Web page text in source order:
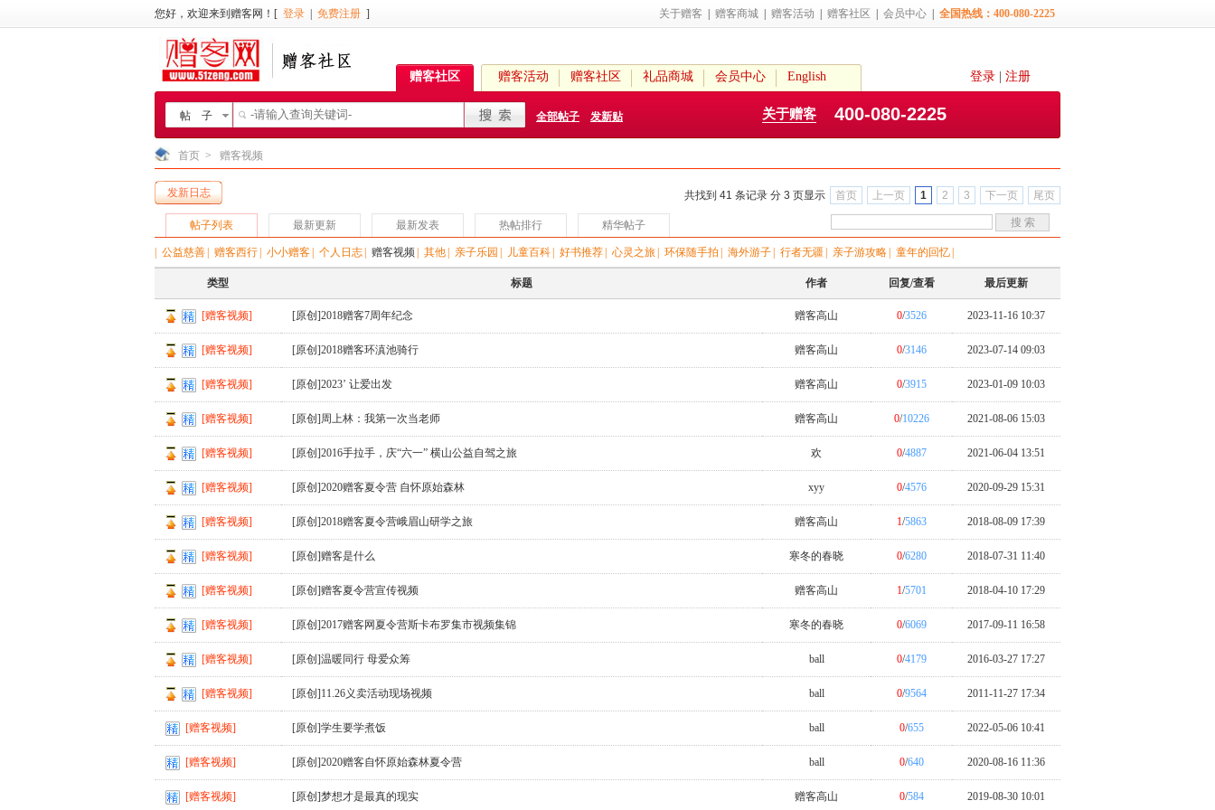
您好，欢迎来到赠客网！[ 登录 免费注册 ] 关于赠客 赠客商城 赠客活动 赠客社区 会员中心 全国热线：400-080-2225
赠客社区 赠客活动 赠客社区 礼品商城 会员中心 English 登录 注册
帖 子 全部帖子 发新贴 关于赠客 400-080-2225
首页 > 赠客视频
发新日志 共找到 41 条记录 分 3 页显示 首页 上一页 1 2 3 下一页 尾页
帖子列表 最新更新 最新发表 热帖排行 精华帖子
公益慈善 赠客西行 小小赠客 个人日志 赠客视频 其他 亲子乐园 儿童百科 好书推荐 心灵之旅 环保随手拍 海外游子 行者无疆 亲子游攻略 童年的回忆
类型 标题 作者 回复/查看 最后更新
[赠客视频] [原创]2018赠客7周年纪念 赠客高山 0/3526 2023-11-16 10:37
[赠客视频] [原创]2018赠客环滇池骑行 赠客高山 0/3146 2023-07-14 09:03
[赠客视频] [原创]2023’ 让爱出发 赠客高山 0/3915 2023-01-09 10:03
[赠客视频] [原创]周上林：我第一次当老师 赠客高山 0/10226 2021-08-06 15:03
[赠客视频] [原创]2016手拉手，庆“六一” 横山公益自驾之旅 欢 0/4887 2021-06-04 13:51
[赠客视频] [原创]2020赠客夏令营 自怀原始森林 xyy 0/4576 2020-09-29 15:31
[赠客视频] [原创]2018赠客夏令营峨眉山研学之旅 赠客高山 1/5863 2018-08-09 17:39
[赠客视频] [原创]赠客是什么 寒冬的春晓 0/6280 2018-07-31 11:40
[赠客视频] [原创]赠客夏令营宣传视频 赠客高山 1/5701 2018-04-10 17:29
[赠客视频] [原创]2017赠客网夏令营斯卡布罗集市视频集锦 寒冬的春晓 0/6069 2017-09-11 16:58
[赠客视频] [原创]温暖同行 母爱众筹 ball 0/4179 2016-03-27 17:27
[赠客视频] [原创]11.26义卖活动现场视频 ball 0/9564 2011-11-27 17:34
[赠客视频] [原创]学生要学煮饭 ball 0/655 2022-05-06 10:41
[赠客视频] [原创]2020赠客自怀原始森林夏令营 ball 0/640 2020-08-16 11:36
[赠客视频] [原创]梦想才是最真的现实 赠客高山 0/584 2019-08-30 10:01